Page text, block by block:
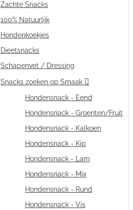
Zachte Snacks
100% Natuurlijk
Hondenkoekjes
Dieetsnacks
Schapenvet / Dressing
Snacks zoeken op Smaak
Hondensnack - Eend
Hondensnack - Groenten/Fruit
Hondensnack - Kalkoen
Hondensnack - Kip
Hondensnack - Lam
Hondensnack - Mix
Hondensnack - Rund
Hondensnack - Vis